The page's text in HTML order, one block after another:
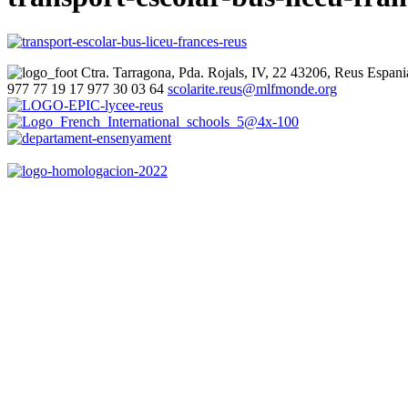
Ctra. Tarragona, Pda. Rojals, IV, 22 43206, Reus
977 77 19 17 977 30 03 64 scolarite.reus@mlfmonde.org